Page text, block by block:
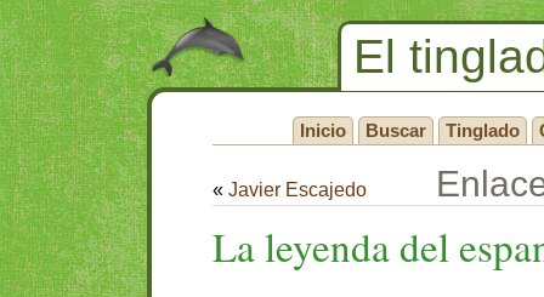
El
Inicio Buscar Tinglado
« Javier Escajedo
La leyenda del